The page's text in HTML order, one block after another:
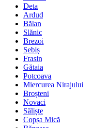
Deta
Ardud
Bălan
Slănic
Brezoi
Sebiș
Frasin
Gătaia
Potcoava
Miercurea Nirajului
Broșteni
Novaci
Săliște
Copșa Mică